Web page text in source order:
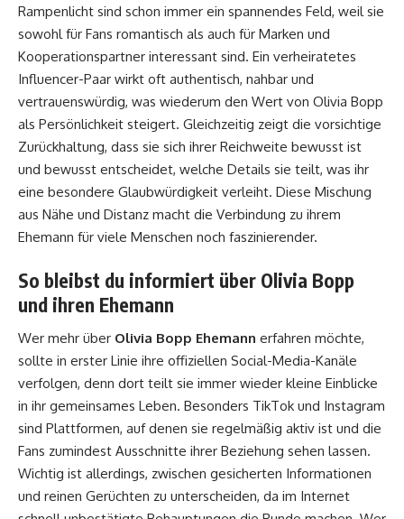
Rampenlicht sind schon immer ein spannendes Feld, weil sie
sowohl für Fans romantisch als auch für Marken und
Kooperationspartner interessant sind. Ein verheiratetes
Influencer-Paar wirkt oft authentisch, nahbar und
vertrauenswürdig, was wiederum den Wert von Olivia Bopp
als Persönlichkeit steigert. Gleichzeitig zeigt die vorsichtige
Zurückhaltung, dass sie sich ihrer Reichweite bewusst ist
und bewusst entscheidet, welche Details sie teilt, was ihr
eine besondere Glaubwürdigkeit verleiht. Diese Mischung
aus Nähe und Distanz macht die Verbindung zu ihrem
Ehemann für viele Menschen noch faszinierender.
So bleibst du informiert über Olivia Bopp
und ihren Ehemann
Wer mehr über Olivia Bopp Ehemann erfahren möchte,
sollte in erster Linie ihre offiziellen Social-Media-Kanäle
verfolgen, denn dort teilt sie immer wieder kleine Einblicke
in ihr gemeinsames Leben. Besonders TikTok und Instagram
sind Plattformen, auf denen sie regelmäßig aktiv ist und die
Fans zumindest Ausschnitte ihrer Beziehung sehen lassen.
Wichtig ist allerdings, zwischen gesicherten Informationen
und reinen Gerüchten zu unterscheiden, da im Internet